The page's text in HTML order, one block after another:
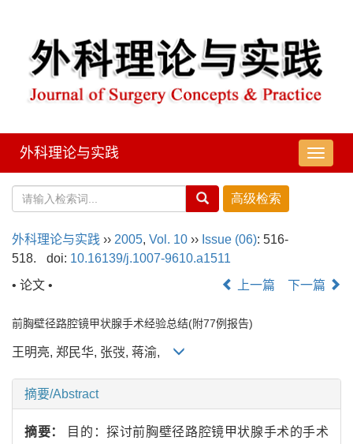
导
航
外科理论与实践
外科理论与实践 ›› 2005, Vol. 10 ›› Issue (06): 516-
518.
doi: 10.16139/j.1007-9610.a1511
• 论文 •
上一篇 下一篇
前胸壁径路腔镜甲状腺手术经验总结(附77例报告)
王明亮, 郑民华, 张弢, 蒋渝,
摘要/Abstract
摘要：
目的：探讨前胸壁径路腔镜甲状腺手术的手术